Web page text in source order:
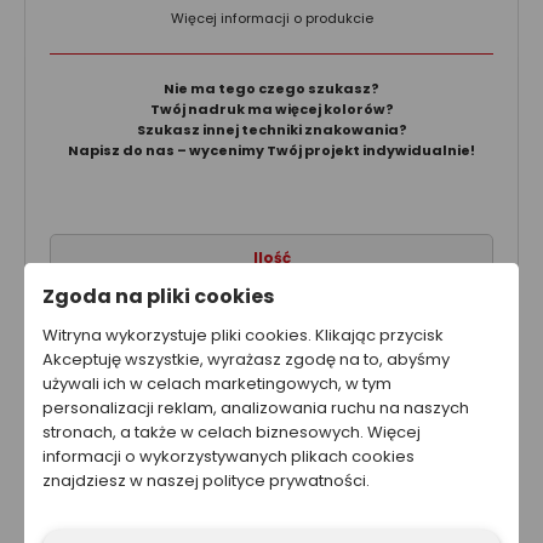
Więcej informacji o produkcie
Nie ma tego czego szukasz?
Twój nadruk ma więcej kolorów?
Szukasz innej techniki znakowania?
Napisz do nas – wycenimy Twój projekt indywidualnie!
Ilość
Nakład:
Cena netto za sztukę:
128.00 zł
Wartość produktu netto:
Zgoda na pliki cookies
Witryna wykorzystuje pliki cookies. Klikając przycisk
Akceptuję wszystkie, wyrażasz zgodę na to, abyśmy
używali ich w celach marketingowych, w tym
personalizacji reklam, analizowania ruchu na naszych
stronach, a także w celach biznesowych. Więcej
informacji o wykorzystywanych plikach cookies
znajdziesz w naszej polityce prywatności.